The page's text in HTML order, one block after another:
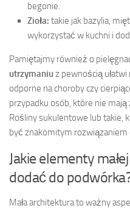
begonie.
Zioła: takie jak bazylia,
wykorzystać w kuchni i
Pamiętajmy również o
utrzymaniuz pewnością
odporne na choroby czy
przypadku osób, które nie
Rośliny sukulentowe lub takie,
być znakomitym rozwiązaniem
Jakie elementy
dodać do
Mała architektura to ważny